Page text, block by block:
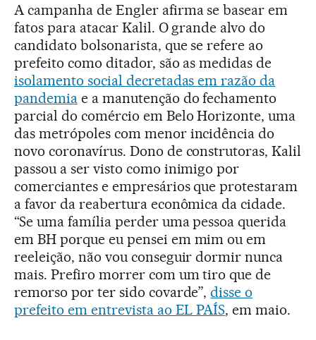
A campanha de Engler afirma se basear em
fatos para atacar Kalil. O grande alvo do
candidato bolsonarista, que se refere ao
prefeito como ditador, são as medidas de
isolamento social decretadas em razão da
pandemiae a manutenção do fechamento
parcial do comércio em Belo Horizonte, uma
das metrópoles com menor incidência do
novo coronavírus. Dono de construtoras, Kalil
passou a ser visto como inimigo por
comerciantes e empresários que protestaram
a favor da reabertura econômica da cidade.
“Se uma família perder uma pessoa querida
em BH porque eu pensei em mim ou em
reeleição, não vou conseguir dormir nunca
mais. Prefiro morrer com um tiro que de
remorso por ter sido covarde”,disse o
prefeito em entrevista ao EL PAÍS, em maio.